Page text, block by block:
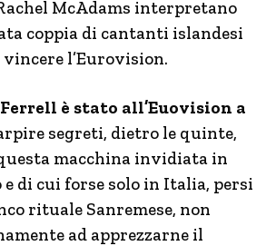
McAdams interpretano
coppia di cantanti islandesi
l’Eurovision.
è stato all’Euovision a
segreti, dietro le quinte,
macchina invidiata in
di cui forse solo in Italia, persi
rituale Sanremese, non
ad apprezzarne il